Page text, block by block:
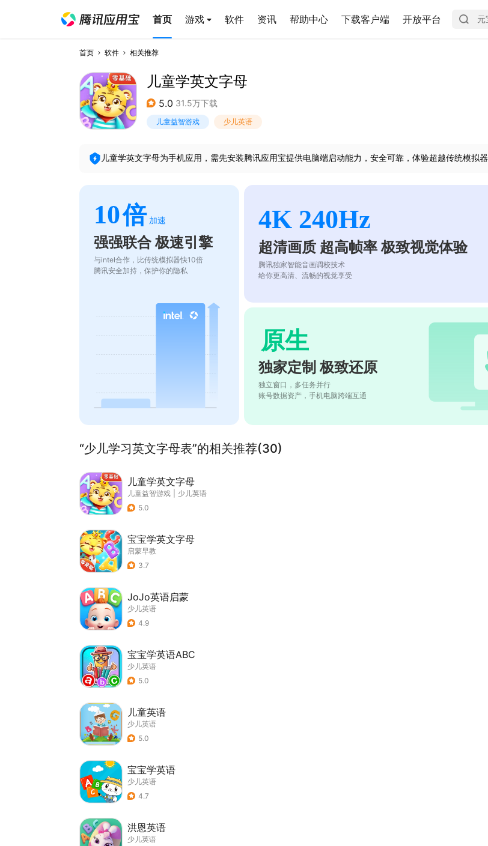
首页 游戏 软件 资讯 帮助中心 下载客户端 开放平台
首页 软件 相关推荐
儿童学英文字母
5.0 31.5万下载
儿童益智游戏 少儿英语
儿童学英文字母为手机应用，需先安装腾讯应用宝提供电脑端启动能力，安全可靠，体验超越传统模拟器
10倍 加速
强强联合 极速引擎
与intel合作，比传统模拟器快10倍
腾讯安全加持，保护你的隐私
4K 240Hz
超清画质 超高帧率 极致视觉体验
腾讯独家智能音画调校技术
给你更高清、流畅的视觉享受
原生
独家定制 极致还原
独立窗口，多任务并行
账号数据资产，手机电脑跨端互通
“少儿学习英文字母表”的相关推荐(30)
儿童学英文字母
儿童益智游戏
少儿英语
5.0
宝宝学英文字母
启蒙早教
3.7
JoJo英语启蒙
少儿英语
4.9
宝宝学英语ABC
少儿英语
5.0
儿童英语
少儿英语
5.0
宝宝学英语
少儿英语
4.7
洪恩英语
少儿英语